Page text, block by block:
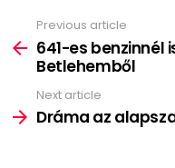
more
Previous article
641-es benzinnél
Betlehemből
Next article
Dráma az